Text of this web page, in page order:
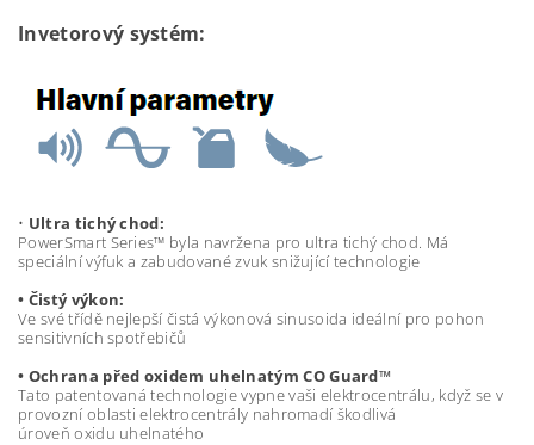
Invetorový systém:
• Ultra tichý chod:
PowerSmart Series™ byla navržena pro ultra tichý chod. Má
speciální výfuk a zabudované zvuk snižující technologie
• Čistý výkon:
Ve své třídě nejlepší čistá výkonová sinusoida ideální pro pohon
sensitivních spotřebičů
• Ochrana před oxidem uhelnatým CO Guard™
Tato patentovaná technologie vypne vaši elektrocentrálu, když se v
provozní oblasti elektrocentrály nahromadí škodlivá
úroveň oxidu uhelnatého